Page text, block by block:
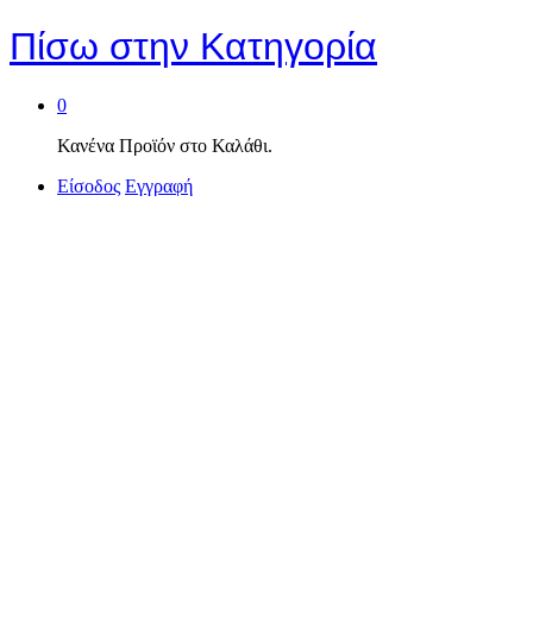
Πίσω στην Κατηγορία
0
Κανένα Προϊόν στο Καλάθι.
Είσοδος Εγγραφή